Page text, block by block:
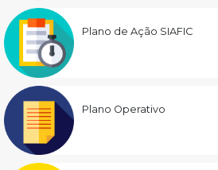
Plano de Ação SIAFIC
Plano Operativo